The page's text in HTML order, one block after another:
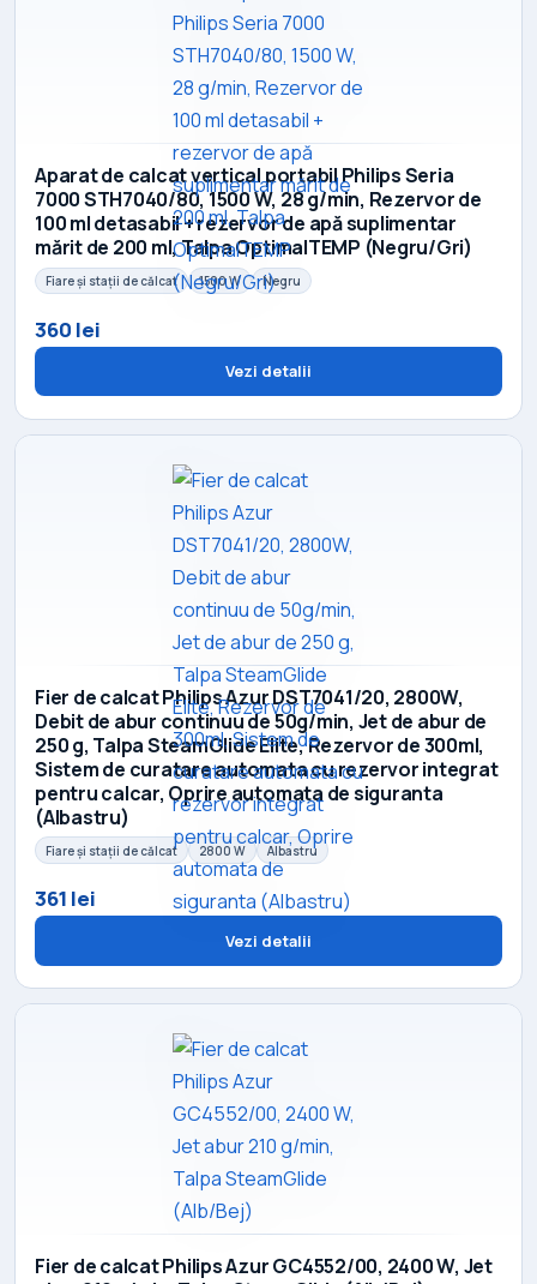
Aparat de calcat vertical portabil Philips Seria
7000 STH7040/80, 1500 W, 28 g/min, Rezervor de
100 ml detasabil + rezervor de apă suplimentar
mărit de 200 ml, Talpa OptimalTEMP (Negru/Gri)
Fiare și stații de călcat 1500 W Negru
360 lei
Vezi detalii
Fier de calcat Philips Azur DST7041/20, 2800W,
Debit de abur continuu de 50g/min, Jet de abur de
250 g, Talpa SteamGlide Elite, Rezervor de 300ml,
Sistem de curatare automata cu rezervor integrat
pentru calcar, Oprire automata de siguranta
(Albastru)
Fiare și stații de călcat 2800 W Albastru
361 lei
Vezi detalii
Fier de calcat Philips Azur GC4552/00, 2400 W, Jet